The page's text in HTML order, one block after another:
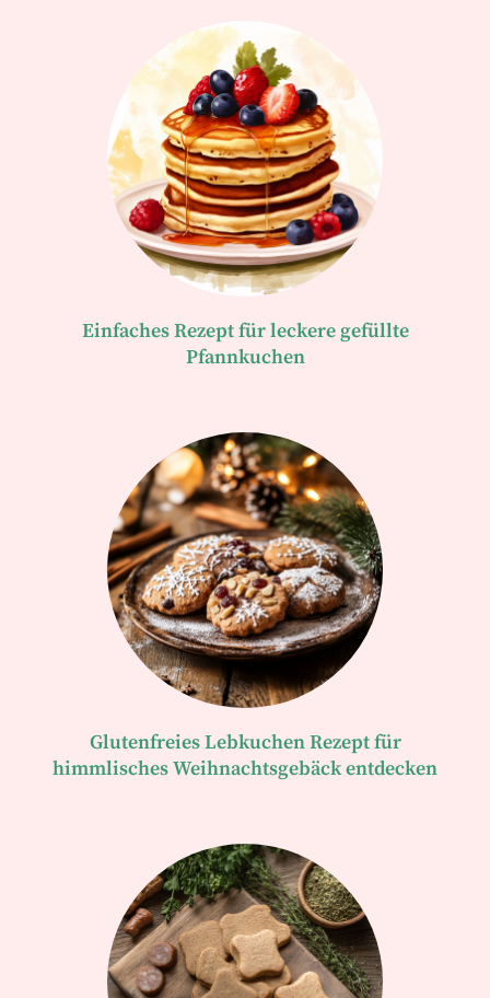
Einfaches Rezept für leckere gefüllte
Pfannkuchen
Glutenfreies Lebkuchen Rezept für
himmlisches Weihnachtsgebäck entdecken